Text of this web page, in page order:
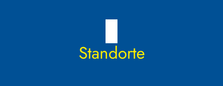
Standorte